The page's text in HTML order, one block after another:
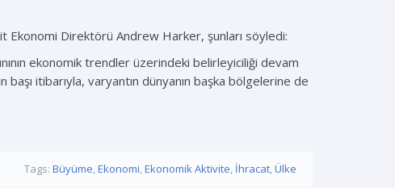
Ekonomi Direktörü Andrew Harker, şunları söyledi:
ekonomik trendler üzerindeki belirleyiciliği devam
itibarıyla, varyantın dünyanın başka bölgelerine de
Tags: Büyüme,Ekonomi,Ekonomik Aktivite, İhracat,Ülke